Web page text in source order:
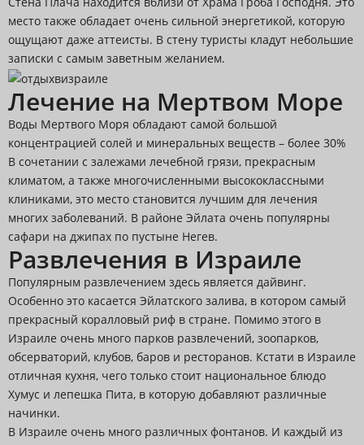
место также обладает очень сильной энергетикой, которую
ощущают даже аттеисты. В стену туристы кладут небольшие
записки с самым заветным желанием.
Лечение на Мертвом Море
Воды Мертвого Моря обладают самой большой
концентрацией солей и минеральных веществ – более 30%
В сочетании с залежами лечебной грязи, прекрасным
климатом, а также многочисленными высококлассными
клиниками, это место становится лучшим для лечения
многих заболеваний. В районе Эйлата очень популярны
сафари на джипах по пустыне Негев.
Развлечения в Израиле
Популярным развлечением здесь является дайвинг.
Особенно это касается Эйлатского залива, в котором самый
прекрасный коралловый риф в стране. Помимо этого в
Израиле очень много парков развлечений, зоопарков,
обсерваторий, клубов, баров и ресторанов. Кстати в Израиле
отличная кухня, чего только стоит национальное блюдо
Хумус и лепешка Пита, в которую добавляют различные
начинки.
В Израиле очень много различных фонтанов. И каждый из